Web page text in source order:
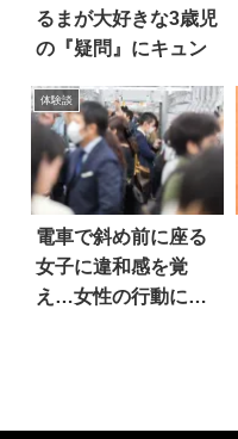
るまが大好きな3歳児
の『疑問』にキュン
体験談
電車で斜め前に座る
女子に違和感を覚
え…女性の行動に拍